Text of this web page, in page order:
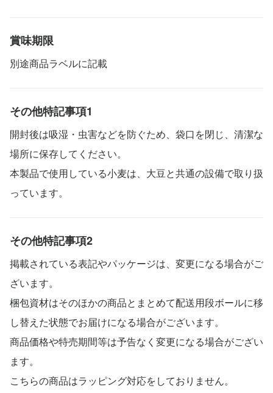
賞味期限
別途商品ラベルに記載
その他特記事項1
開封後は吸湿・虫害などを防ぐため、袋口を閉じ、清潔な
場所に保存してください。
本製品で使用している小麦は、大豆と共通の設備で取り扱
っています。
その他特記事項2
掲載されている表記やパッケージは、変更になる場合がご
ざいます。
梱包資材はそのほかの商品とまとめて配送用段ボールに移
し替えた状態でお届けになる場合がございます。
商品価格や特売期間等は予告なく変更になる場合がござい
ます。
こちらの商品はラッピング対応をしておりません。